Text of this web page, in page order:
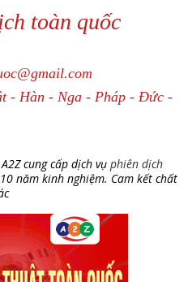
toàn quốc
- Hàn - Nga - Pháp - Đức -
cung cấp dịch vụ phiên dịch
năm kinh nghiệm. Cam kết chất